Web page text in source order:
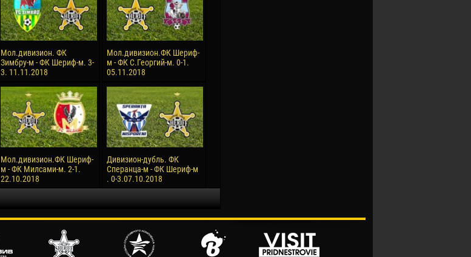
Мол.дивизион. ФК
Зимбру-м - ФК Шериф-м. 3-
3. 11.11.2018
Мол.дивизион.ФК Шериф-
м - ФК С.Георгий-м. 0-1.
05.11.2018
Мол.дивизион.ФК Шериф-
м - ФК Милсами-м. 2-1.
22.10.2018
Дивизион-дубль. ФК
Сперанца-м - ФК Шериф-м
. 0-3.07.10.2018